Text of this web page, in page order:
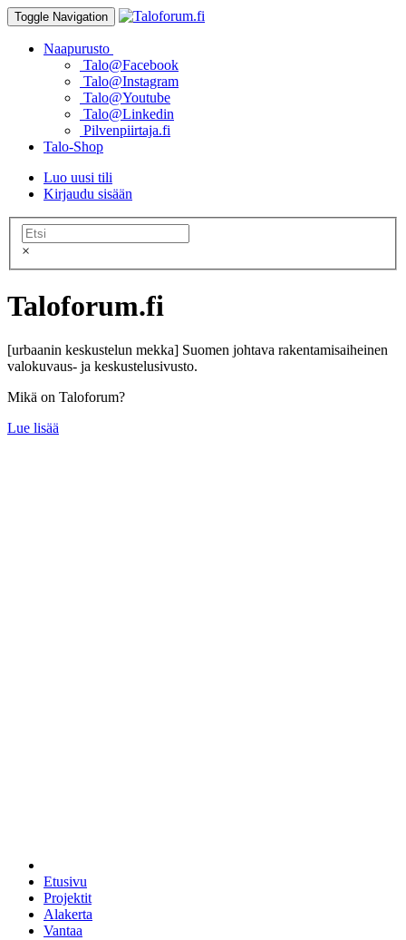
Toggle Navigation
Naapurusto
Talo@Facebook
Talo@Instagram
Talo@Youtube
Talo@Linkedin
Pilvenpiirtaja.fi
Talo-Shop
Luo uusi tili
Kirjaudu sisään
×
Taloforum.fi
[urbaanin keskustelun mekka] Suomen johtava rakentamisaiheinen
valokuvaus- ja keskustelusivusto.
Mikä on Taloforum?
Lue lisää
Etusivu
Projektit
Alakerta
Vantaa